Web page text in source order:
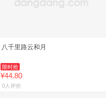
八千里路云和月
限时抢
¥44.80
0人评价